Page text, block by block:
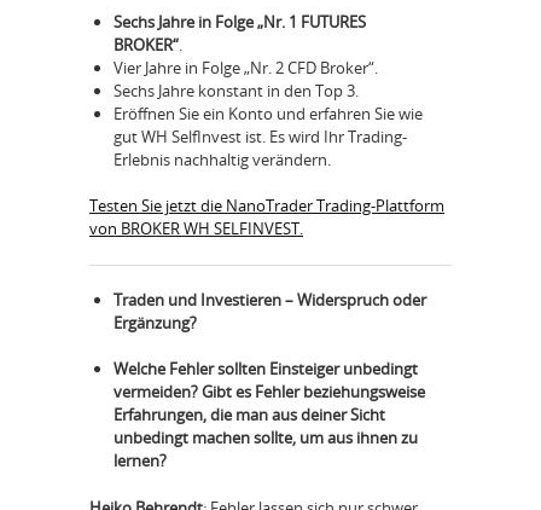
Sechs Jahre in Folge „Nr. 1 FUTURES
BROKER“.
Vier Jahre in Folge „Nr. 2 CFD Broker“.
Sechs Jahre konstant in den Top 3.
Eröffnen Sie ein Konto und erfahren Sie wie
gut WH SelfInvest ist. Es wird Ihr Trading-
Erlebnis nachhaltig verändern.
Testen Sie jetzt die NanoTrader Trading-Plattform
von BROKER WH SELFINVEST.
Traden und Investieren – Widerspruch oder
Ergänzung?
Welche Fehler sollten Einsteiger unbedingt
vermeiden? Gibt es Fehler beziehungsweise
Erfahrungen, die man aus deiner Sicht
unbedingt machen sollte, um aus ihnen zu
lernen?